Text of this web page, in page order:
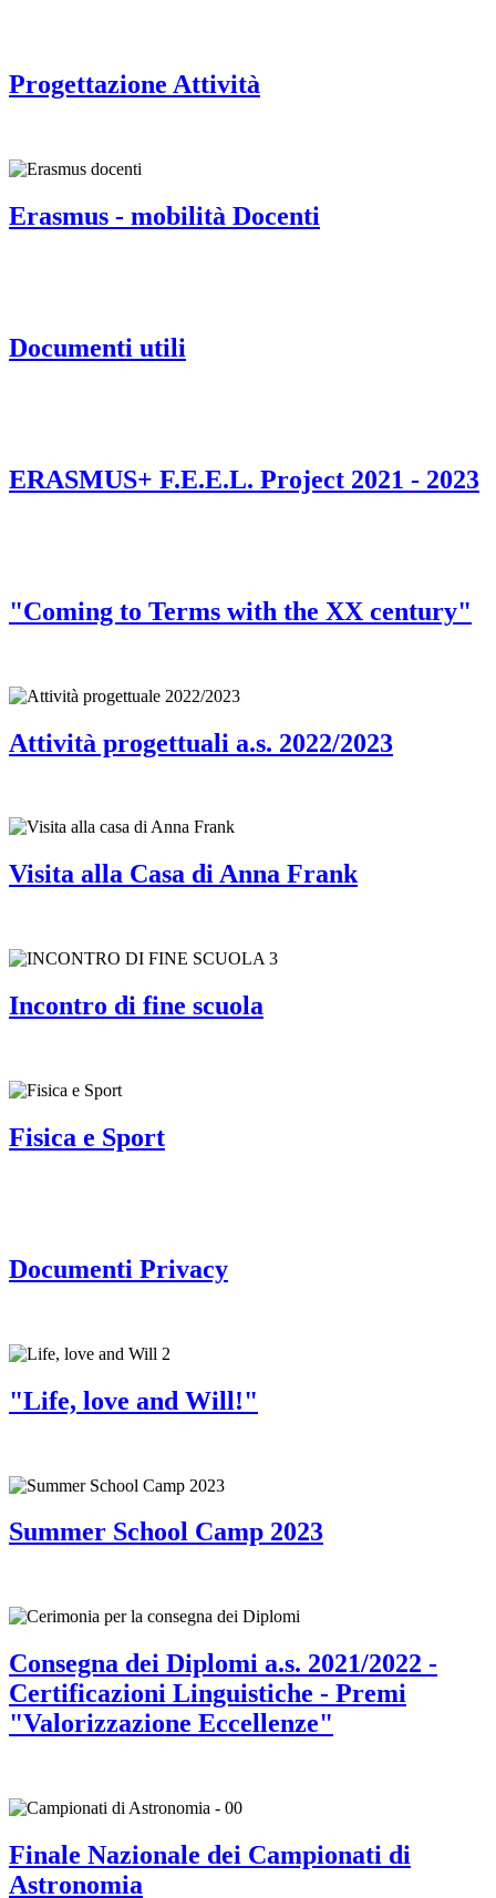
Progettazione Attività
Erasmus - mobilità Docenti
Documenti utili
ERASMUS+ F.E.E.L. Project 2021 - 2023
"Coming to Terms with the XX century"
Attività progettuali a.s. 2022/2023
Visita alla Casa di Anna Frank
Incontro di fine scuola
Fisica e Sport
Documenti Privacy
"Life, love and Will!"
Summer School Camp 2023
Consegna dei Diplomi a.s. 2021/2022 -
Certificazioni Linguistiche - Premi
"Valorizzazione Eccellenze"
Finale Nazionale dei Campionati di
Astronomia